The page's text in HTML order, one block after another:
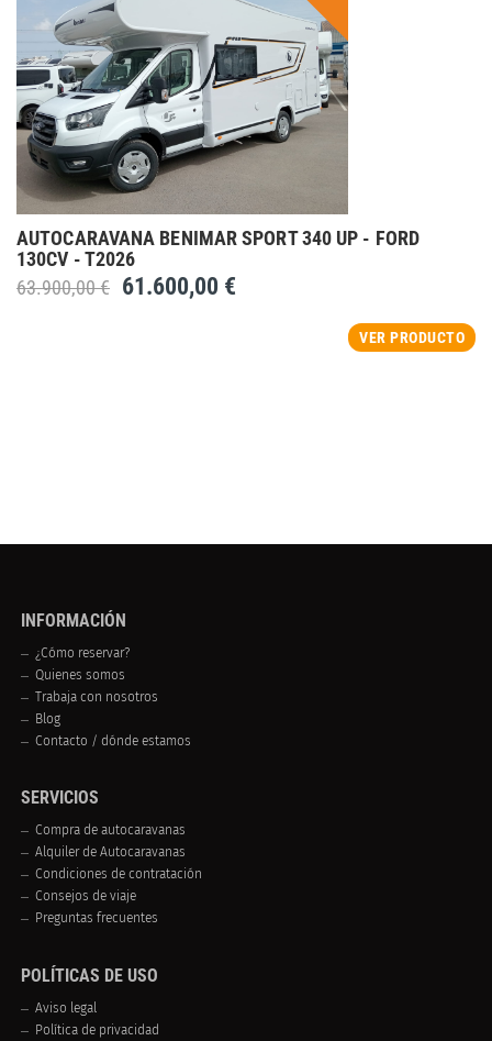
AUTOCARAVANA BENIMAR SPORT 340 UP - FORD
130CV - T2026
63.900,00 € 61.600,00 €
VER PRODUCTO
INFORMACIÓN
¿Cómo reservar?
Quienes somos
Trabaja con nosotros
Blog
Contacto / dónde estamos
SERVICIOS
Compra de autocaravanas
Alquiler de Autocaravanas
Condiciones de contratación
Consejos de viaje
Preguntas frecuentes
POLÍTICAS DE USO
Aviso legal
Política de privacidad